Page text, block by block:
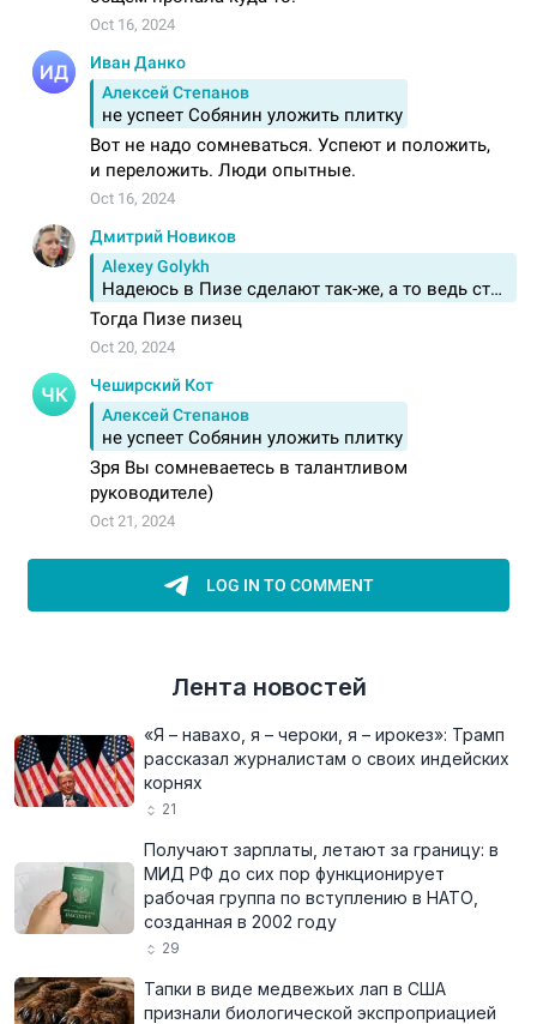
Лента новостей
«Я – навахо, я – чероки, я – ирокез»: Трамп
рассказал журналистам о своих индейских
корнях
21
Получают зарплаты, летают за границу: в
МИД РФ до сих пор функционирует
рабочая группа по вступлению в НАТО,
созданная в 2002 году
29
Тапки в виде медвежьих лап в США
признали биологической экспроприацией